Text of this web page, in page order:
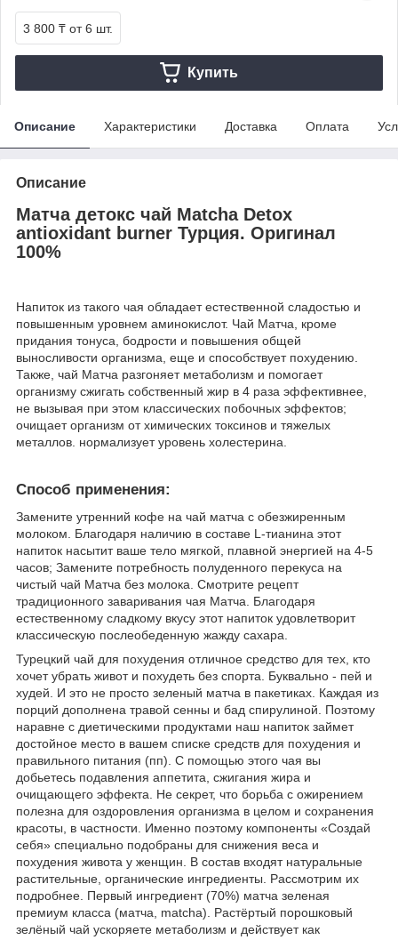
3 800 ₸ от 6 шт.
Купить
Описание Характеристики Доставка Оплата
Описание
Матча детокс чай Matcha Detox
antioxidant burner Турция. Оригинал
100%
Напиток из такого чая обладает естественной сладостью и
повышенным уровнем аминокислот. Чай Матча, кроме
придания тонуса, бодрости и повышения общей
выносливости организма, еще и способствует похудению.
Также, чай Матча разгоняет метаболизм и помогает
организму сжигать собственный жир в 4 раза эффективнее,
не вызывая при этом классических побочных эффектов;
очищает организм от химических токсинов и тяжелых
металлов. нормализует уровень холестерина.
Способ применения:
Замените утренний кофе на чай матча с обезжиренным
молоком. Благодаря наличию в составе L-тианина этот
напиток насытит ваше тело мягкой, плавной энергией на 4-5
часов; Замените потребность полуденного перекуса на
чистый чай Матча без молока. Смотрите рецепт
традиционного заваривания чая Матча. Благодаря
естественному сладкому вкусу этот напиток удовлетворит
классическую послеобеденную жажду сахара.
Турецкий чай для похудения отличное средство для тех, кто
хочет убрать живот и похудеть без спорта. Буквально - пей и
худей. И это не просто зеленый матча в пакетиках. Каждая из
порций дополнена травой сенны и бад спирулиной. Поэтому
наравне с диетическими продуктами наш напиток займет
достойное место в вашем списке средств для похудения и
правильного питания (пп). С помощью этого чая вы
добьетесь подавления аппетита, сжигания жира и
очищающего эффекта. Не секрет, что борьба с ожирением
полезна для оздоровления организма в целом и сохранения
красоты, в частности. Именно поэтому компоненты «Создай
себя» специально подобраны для снижения веса и
похудения живота у женщин. В состав входят натуральные
растительные, органические ингредиенты. Рассмотрим их
подробнее. Первый ингредиент (70%) матча зеленая
премиум класса (матча, matcha). Растёртый порошковый
зелёный чай ускоряете метаболизм и действует как